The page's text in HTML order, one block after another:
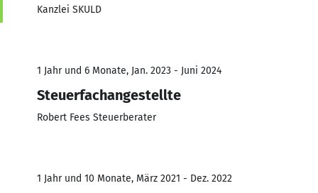
Kanzlei SKULD
1 Jahr und 6 Monate, Jan. 2023 - Juni 2024
Steuerfachangestellte
Robert Fees Steuerberater
1 Jahr und 10 Monate, März 2021 - Dez. 2022